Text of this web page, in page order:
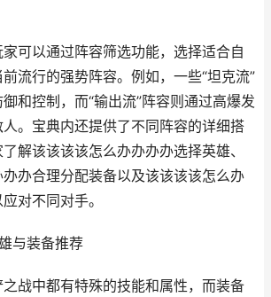
可以通过阵容筛选功能，选择适合自
流行的强势阵容。例如，一些“坦克流”
和控制，而“输出流”阵容则通过高爆发
。宝典内还提供了不同阵容的详细搭
解该该该该怎么办办办办选择英雄、
办合理分配装备以及该该该该怎么办
对不同对手。
与装备推荐
战中都有特殊的技能和属性，而装备